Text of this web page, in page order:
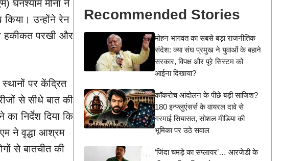
घनश्याम मीना ने
उन्होंने रेन
हकीकत परखी और
पर केंद्रित
से सीधे बात की
निर्देश दिया कि
ने वृद्धा आश्रम
से बातचीत की
Recommended Stories
मोहन भागवत का सबसे बड़ा राजनीतिक
संदेश: क्या संघ प्रमुख ने युवाओं के बहाने
सरकार, विपक्ष और पूरे सिस्टम को
आईना दिखाया?
कॉकरोच आंदोलन के पीछे बड़ी साजिश?
180 इन्फ्लुएंसर्स के वायरल दावे से
गरमाई सियासत, सोशल मीडिया की
भूमिका पर उठे सवाल
‘जिंदा चमड़े का सप्लायर’… आरजेडी के